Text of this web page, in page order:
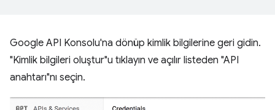
Google API Konsolu'na dönüp kimlik bilgilerine geri gidin.
"Kimlik bilgileri oluştur"u tıklayın ve açılır listeden "API
anahtarı"nı seçin.